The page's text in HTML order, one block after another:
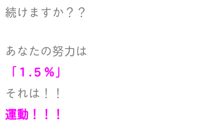
続けますか？？
あなたの努力は
「１.５％」
それは！！
運動！！！